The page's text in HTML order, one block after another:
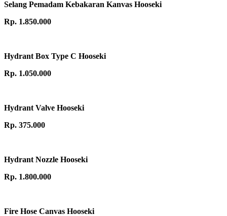
Selang Pemadam Kebakaran Kanvas Hooseki
Rp. 1.850.000
Hydrant Box Type C Hooseki
Rp. 1.050.000
Hydrant Valve Hooseki
Rp. 375.000
Hydrant Nozzle Hooseki
Rp. 1.800.000
Fire Hose Canvas Hooseki